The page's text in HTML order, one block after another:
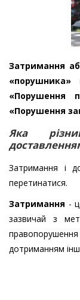
Затримання
«порушника»
«Порушення
«Порушення
Яка
Затримання і
перетинатися.
Затримання -
зазвичай з
правопорушення
дотриманням